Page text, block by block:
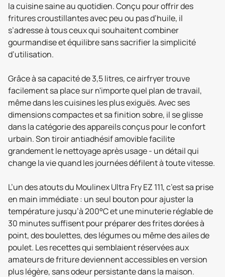
la cuisine saine au quotidien. Conçu pour offrir des
fritures croustillantes avec peu ou pas d’huile, il
s’adresse à tous ceux qui souhaitent combiner
gourmandise et équilibre sans sacrifier la simplicité
d’utilisation.
Grâce à sa capacité de 3,5 litres, ce airfryer trouve
facilement sa place sur n'importe quel plan de travail,
même dans les cuisines les plus exiguës. Avec ses
dimensions compactes et sa finition sobre, il se glisse
dans la catégorie des appareils conçus pour le confort
urbain. Son tiroir antiadhésif amovible facilite
grandement le nettoyage après usage - un détail qui
change la vie quand les journées défilent à toute vitesse.
L’un des atouts du Moulinex Ultra Fry EZ 111, c’est sa prise
en main immédiate : un seul bouton pour ajuster la
température jusqu’à 200°C et une minuterie réglable de
30 minutes suffisent pour préparer des frites dorées à
point, des boulettes, des légumes ou même des ailes de
poulet. Les recettes qui semblaient réservées aux
amateurs de friture deviennent accessibles en version
plus légère, sans odeur persistante dans la maison.